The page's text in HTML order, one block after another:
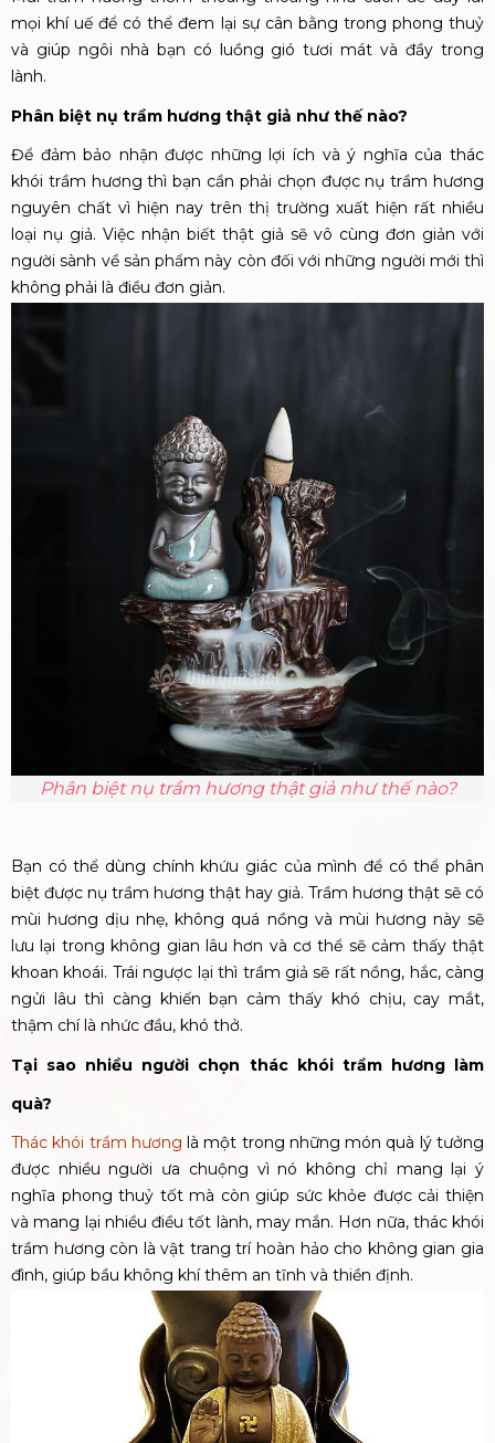
mọi khí uế để có thể đem lại sự cân bằng trong phong thuỷ
và giúp ngôi nhà bạn có luồng gió tươi mát và đầy trong
lành.
Phân biệt nụ trầm hương thật giả như thế nào?
Để đảm bảo nhận được những lợi ích và ý nghĩa của thác
khói trầm hương thì bạn cần phải chọn được nụ trầm hương
nguyên chất vì hiện nay trên thị trường xuất hiện rất nhiều
loại nụ giả. Việc nhận biết thật giả sẽ vô cùng đơn giản với
người sành về sản phẩm này còn đối với những người mới thì
không phải là điều đơn giản.
Phân biệt nụ trầm hương thật giả như thế nào?
Bạn có thể dùng chính khứu giác của mình để có thể phân
biệt được nụ trầm hương thật hay giả. Trầm hương thật sẽ có
mùi hương dịu nhẹ, không quá nồng và mùi hương này sẽ
lưu lại trong không gian lâu hơn và cơ thể sẽ cảm thấy thật
khoan khoái. Trái ngược lại thì trầm giả sẽ rất nồng, hắc, càng
ngửi lâu thì càng khiến bạn cảm thấy khó chịu, cay mắt,
thậm chí là nhức đầu, khó thở.
Tại sao nhiều người chọn thác khói trầm hương làm
quà?
Thác khói trầm hương là một trong những món quà lý tưởng
được nhiều người ưa chuộng vì nó không chỉ mang lại ý
nghĩa phong thuỷ tốt mà còn giúp sức khỏe được cải thiện
và mang lại nhiều điều tốt lành, may mắn. Hơn nữa, thác khói
trầm hương còn là vật trang trí hoàn hảo cho không gian gia
đình, giúp bầu không khí thêm an tĩnh và thiền định.